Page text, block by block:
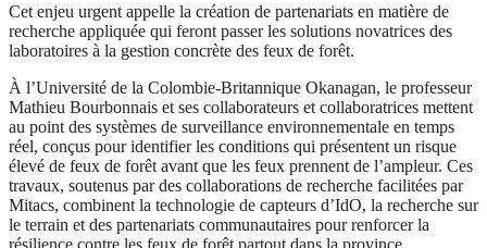
Cet enjeu urgent appelle la création de partenariats en matière de
recherche appliquée qui feront passer les solutions novatrices des
laboratoires à la gestion concrète des feux de forêt.
À l’Université de la Colombie-Britannique Okanagan, le professeur
Mathieu Bourbonnais et ses collaborateurs et collaboratrices mettent
au point des systèmes de surveillance environnementale en temps
réel, conçus pour identifier les conditions qui présentent un risque
élevé de feux de forêt avant que les feux prennent de l’ampleur. Ces
travaux, soutenus par des collaborations de recherche facilitées par
Mitacs, combinent la technologie de capteurs d’IdO, la recherche sur
le terrain et des partenariats communautaires pour renforcer la
résilience contre les feux de forêt partout dans la province.